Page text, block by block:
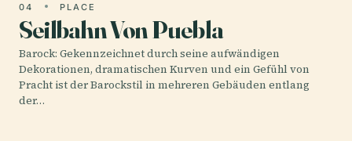
04 PLACE
Seilbahn Von Puebla
Barock: Gekennzeichnet durch seine aufwändigen
Dekorationen, dramatischen Kurven und ein Gefühl von
Pracht ist der Barockstil in mehreren Gebäuden entlang
der…